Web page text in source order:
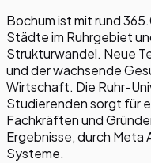
Bochum ist mit rund
Städte im Ruhrgebiet
Strukturwandel. Neue
und der wachsende
Wirtschaft. Die Ruhr-
Studierenden sorgt für
Fachkräften und
Ergebnisse, durch Meta
Systeme.